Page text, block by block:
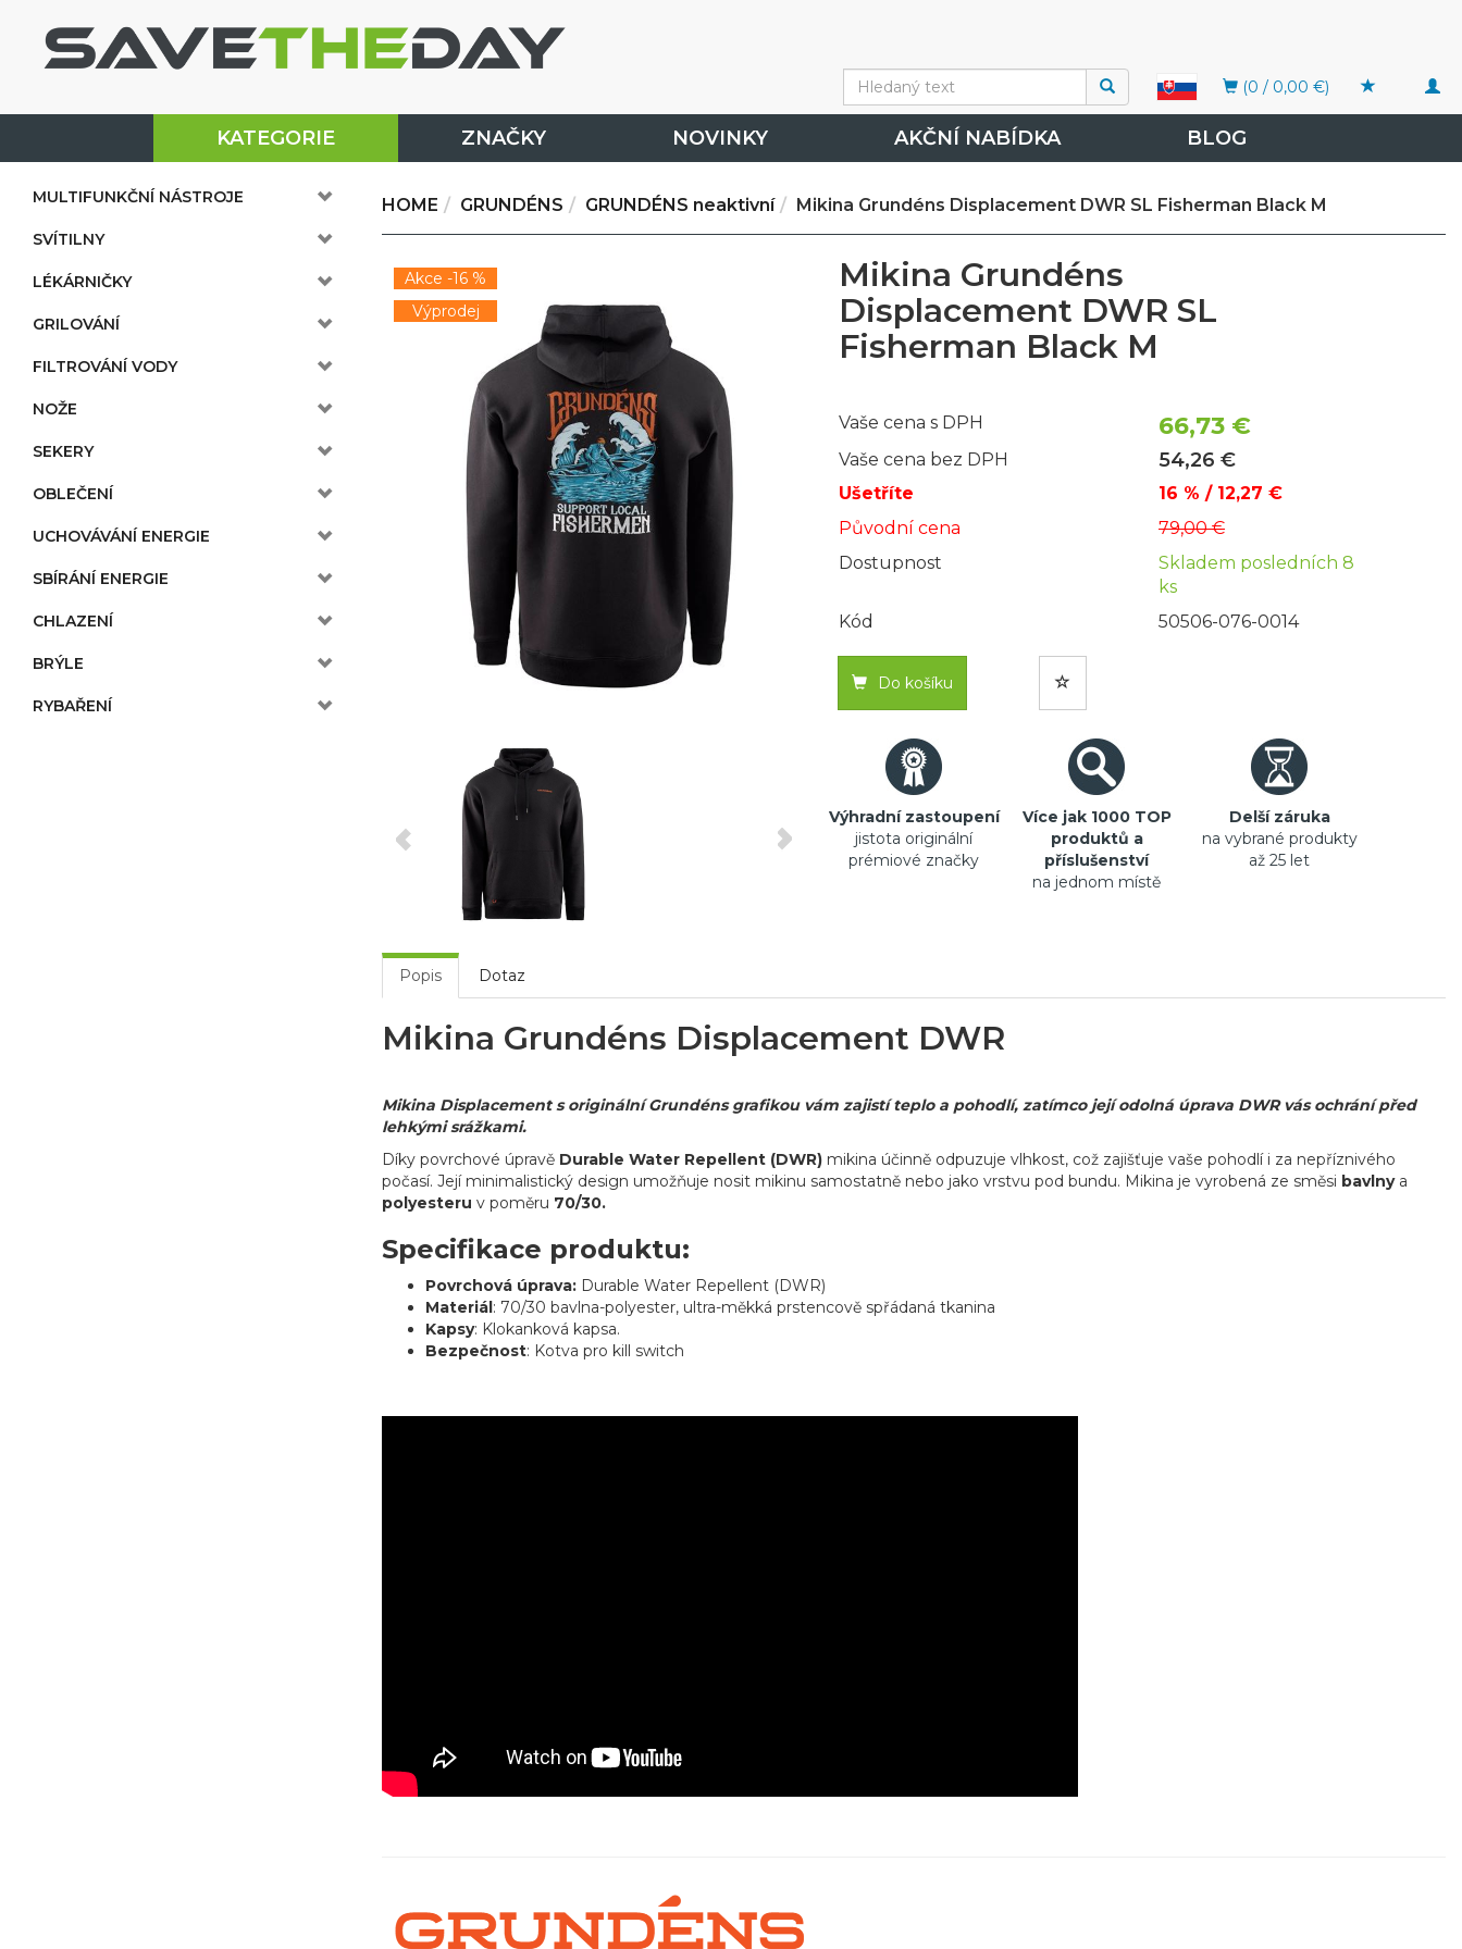
(0 / 0,00 €)
KATEGORIE ZNAČKY NOVINKY AKČNÍ NABÍDKA BLOG
MULTIFUNKČNÍ NÁSTROJE
SVÍTILNY
LÉKÁRNIČKY
GRILOVÁNÍ
FILTROVÁNÍ VODY
NOŽE
SEKERY
OBLEČENÍ
UCHOVÁVÁNÍ ENERGIE
SBÍRÁNÍ ENERGIE
CHLAZENÍ
BRÝLE
RYBAŘENÍ
HOME GRUNDÉNS GRUNDÉNS neaktivní Mikina Grundéns Displacement DWR SL Fisherman Black M
Akce -16 %
Výprodej
Mikina Grundéns
Displacement DWR SL
Fisherman Black M
Vaše cena s DPH 66,73 €
Vaše cena bez DPH 54,26 €
Ušetříte
16 % / 12,27 €
Původní cena
79,00 €
Dostupnost
Skladem posledních 8
ks
Kód
50506-076-0014
Do košíku
Výhradní zastoupení
jistota originální
prémiové značky
Více jak 1000 TOP
produktů a
příslušenství
na jednom místě
Delší záruka
na vybrané produkty
až 25 let
Popis Dotaz
Mikina Grundéns Displacement DWR
Mikina Displacement s originální Grundéns grafikou vám zajistí teplo a pohodlí, zatímco její odolná úprava DWR vás ochrání před
lehkými srážkami.
Díky povrchové úpravě Durable Water Repellent (DWR) mikina účinně odpuzuje vlhkost, což zajišťuje vaše pohodlí i za nepříznivého
počasí. Její minimalistický design umožňuje nosit mikinu samostatně nebo jako vrstvu pod bundu. Mikina je vyrobená ze směsi bavlny a
polyesteru v poměru 70/30.
Specifikace produktu:
Povrchová úprava: Durable Water Repellent (DWR)
Materiál: 70/30 bavlna-polyester, ultra-měkká prstencově spřádaná tkanina
Kapsy: Klokanková kapsa.
Bezpečnost: Kotva pro kill switch